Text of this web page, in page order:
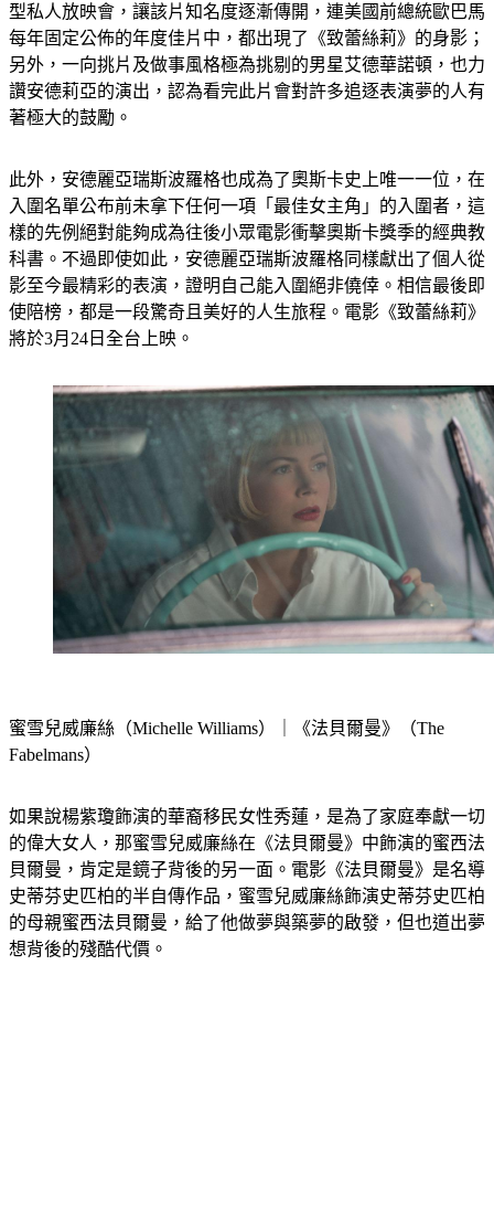
型私人放映會，讓該片知名度逐漸傳開，連美國前總統歐巴馬
每年固定公佈的年度佳片中，都出現了《致蕾絲莉》的身影；
另外，一向挑片及做事風格極為挑剔的男星艾德華諾頓，也力
讚安德莉亞的演出，認為看完此片會對許多追逐表演夢的人有
著極大的鼓勵。
此外，安德麗亞瑞斯波羅格也成為了奧斯卡史上唯一一位，在
入圍名單公布前未拿下任何一項「最佳女主角」的入圍者，這
樣的先例絕對能夠成為往後小眾電影衝擊奧斯卡獎季的經典教
科書。不過即使如此，安德麗亞瑞斯波羅格同樣獻出了個人從
影至今最精彩的表演，證明自己能入圍絕非僥倖。相信最後即
使陪榜，都是一段驚奇且美好的人生旅程。電影《致蕾絲莉》
將於3月24日全台上映。
蜜雪兒威廉絲（Michelle Williams）｜《法貝爾曼》（The
Fabelmans）
如果說楊紫瓊飾演的華裔移民女性秀蓮，是為了家庭奉獻一切
的偉大女人，那蜜雪兒威廉絲在《法貝爾曼》中飾演的蜜西法
貝爾曼，肯定是鏡子背後的另一面。電影《法貝爾曼》是名導
史蒂芬史匹柏的半自傳作品，蜜雪兒威廉絲飾演史蒂芬史匹柏
的母親蜜西法貝爾曼，給了他做夢與築夢的啟發，但也道出夢
想背後的殘酷代價。